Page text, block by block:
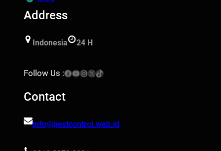
Address
Indonesia 24 H
Follow Us :Facebook YouTube InstagramX TikTok
Contact
info@pestcontrol.web.id